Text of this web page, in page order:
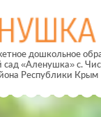
дошкольное
«Аленушка» с.
Республики Крым